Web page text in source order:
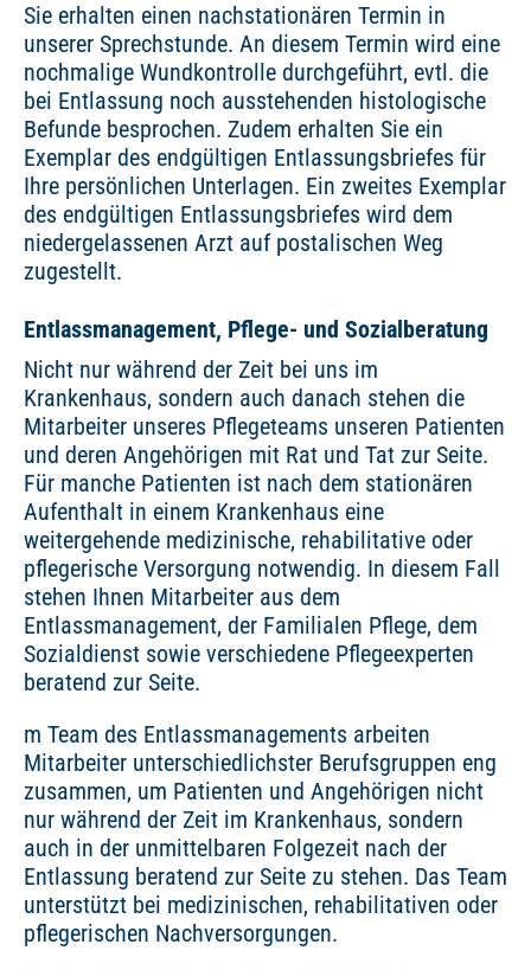
Sie erhalten einen nachstationären Termin in
unserer Sprechstunde. An diesem Termin wird eine
nochmalige Wundkontrolle durchgeführt, evtl. die
bei Entlassung noch ausstehenden histologische
Befunde besprochen. Zudem erhalten Sie ein
Exemplar des endgültigen Entlassungsbriefes für
Ihre persönlichen Unterlagen. Ein zweites Exemplar
des endgültigen Entlassungsbriefes wird dem
niedergelassenen Arzt auf postalischen Weg
zugestellt.
Entlassmanagement, Pflege- und Sozialberatung
Nicht nur während der Zeit bei uns im
Krankenhaus, sondern auch danach stehen die
Mitarbeiter unseres Pflegeteams unseren Patienten
und deren Angehörigen mit Rat und Tat zur Seite.
Für manche Patienten ist nach dem stationären
Aufenthalt in einem Krankenhaus eine
weitergehende medizinische, rehabilitative oder
pflegerische Versorgung notwendig. In diesem Fall
stehen Ihnen Mitarbeiter aus dem
Entlassmanagement, der Familialen Pflege, dem
Sozialdienst sowie verschiedene Pflegeexperten
beratend zur Seite.
m Team des Entlassmanagements arbeiten
Mitarbeiter unterschiedlichster Berufsgruppen eng
zusammen, um Patienten und Angehörigen nicht
nur während der Zeit im Krankenhaus, sondern
auch in der unmittelbaren Folgezeit nach der
Entlassung beratend zur Seite zu stehen. Das Team
unterstützt bei medizinischen, rehabilitativen oder
pflegerischen Nachversorgungen.